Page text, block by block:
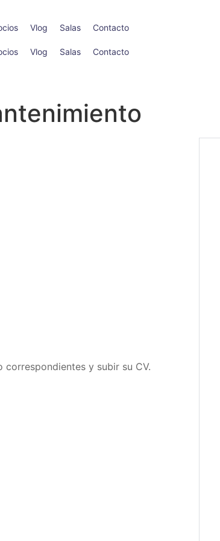
Vlog Salas Contacto
Vlog Salas Contacto
y subir su CV.